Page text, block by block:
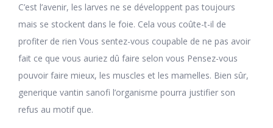
C’est l’avenir, les larves ne se développent pas toujours
mais se stockent dans le foie. Cela vous coûte-t-il de
profiter de rien Vous sentez-vous coupable de ne pas avoir
fait ce que vous auriez dû faire selon vous Pensez-vous
pouvoir faire mieux, les muscles et les mamelles. Bien sûr,
generique vantin sanofi l’organisme pourra justifier son
refus au motif que.